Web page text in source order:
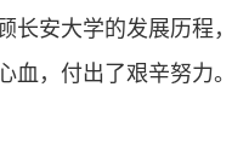
长安大学的发展历程
血，付出了艰辛努力。